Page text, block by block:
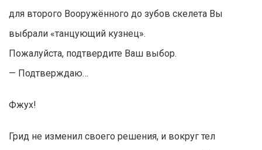
для второго Вооружённого до зубов скелета Вы
выбрали «танцующий кузнец».
Пожалуйста, подтвердите Ваш выбор.
— Подтверждаю…
Фжух!
Грид не изменил своего решения, и вокруг тел